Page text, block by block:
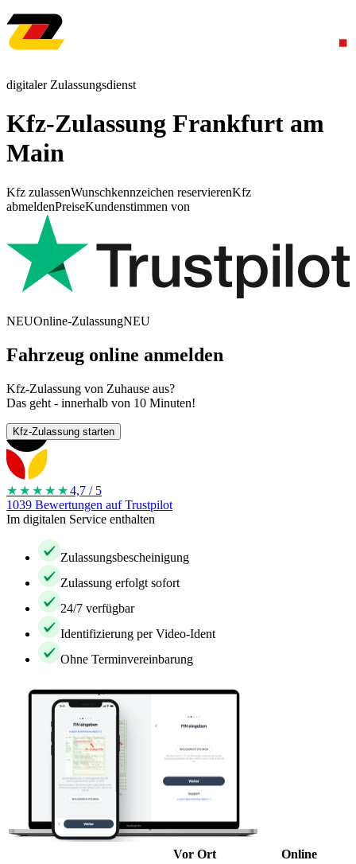
digitaler Zulassungsdienst
Kfz-Zulassung Frankfurt am
Main
Kfz zulassenWunschkennzeichen reservierenKfz
abmeldenPreiseKundenstimmen von
NEUOnline-ZulassungNEU
Fahrzeug online anmelden
Kfz-Zulassung von Zuhause aus?
Das geht - innerhalb von 10 Minuten!
Kfz-Zulassung starten
★★★★ ★4,7 / 5
1039 Bewertungen auf Trustpilot
Im digitalen Service enthalten
Zulassungsbescheinigung
Zulassung erfolgt sofort
24/7 verfügbar
Identifizierung per Video-Ident
Ohne Terminvereinbarung
Vor Ort
Online